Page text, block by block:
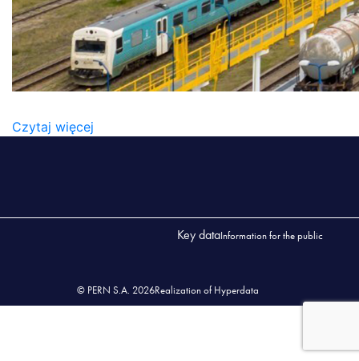
Czytaj więcej
Key dataInformation for the public
© PERN S.A. 2026Realization of Hyperdata